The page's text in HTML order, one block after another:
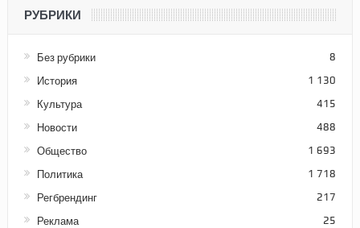
РУБРИКИ
Без рубрики 8
История 1 130
Культура 415
Новости 488
Общество 1 693
Политика 1 718
Регбрендинг 217
Реклама 25